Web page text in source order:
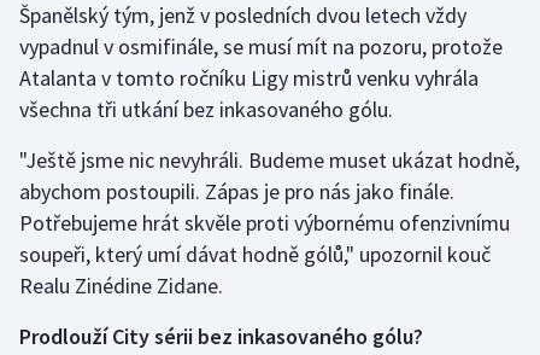
Plážový volejbal
Ragby
Rychlostní kanoistika
Short track
Španělský tým, jenž v posledních dvou letech vždy
vypadnul v osmifinále, se musí mít na pozoru, protože
Atalanta v tomto ročníku Ligy mistrů venku vyhrála
všechna tři utkání bez inkasovaného gólu.
"Ještě jsme nic nevyhráli. Budeme muset ukázat hodně,
abychom postoupili. Zápas je pro nás jako finále.
Potřebujeme hrát skvěle proti výbornému ofenzivnímu
soupeři, který umí dávat hodně gólů," upozornil kouč
Realu Zinédine Zidane.
Prodlouží City sérii bez inkasovaného gólu?